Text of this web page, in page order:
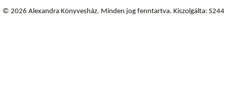
© 2026 Alexandra Könyvesház. Minden jog fenntartva. Kiszolgálta: S244